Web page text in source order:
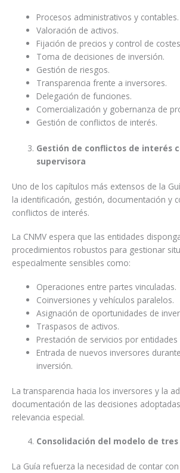
Procesos administrativos y contables.
Valoración de activos.
Fijación de precios y control de
Toma de decisiones de inversión.
Gestión de riesgos.
Transparencia frente a inversores.
Delegación de funciones.
Comercialización y gobernanza de
Gestión de conflictos de interés.
Gestión de conflictos de interés
supervisora
Uno de los capítulos más extensos de la
la identificación, gestión, documentación y
conflictos de interés.
La CNMV espera que las entidades
procedimientos robustos para gestionar
especialmente sensibles como:
Operaciones entre partes vinculadas.
Coinversiones y vehículos paralelos.
Asignación de oportunidades de
Traspasos de activos.
Prestación de servicios por
Entrada de nuevos inversores
inversión.
La transparencia hacia los inversores y la
documentación de las decisiones
relevancia especial.
Consolidación del modelo de
La Guía refuerza la necesidad de contar